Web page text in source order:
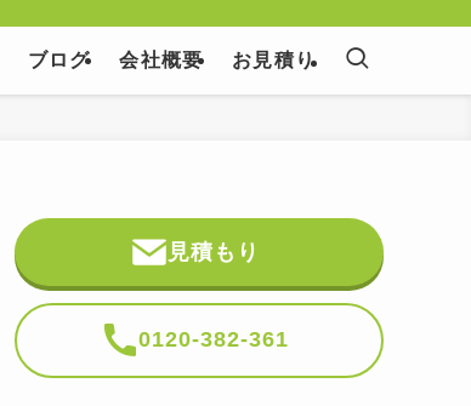
ブログ 会社概要 お見積り
見積もり
0120-382-361